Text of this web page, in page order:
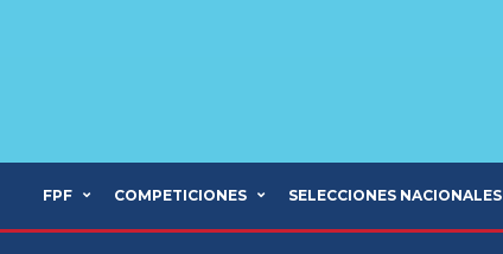
FPF COMPETICIONES SELECCIONES NACIONALES